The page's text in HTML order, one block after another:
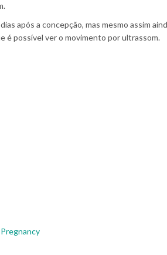
após a concepção, mas mesmo assim
é possível ver o movimento por ultrassom.